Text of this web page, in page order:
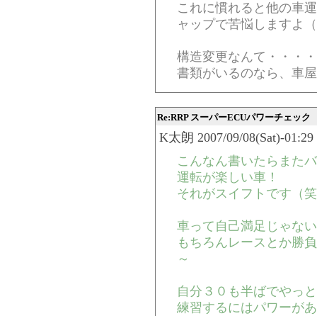
これに慣れると他の車
ャップで苦悩しますよ
構造変更なんて・・・
書類がいるのなら、車
Re:RRP スーパーECUパワーチェック
K太朗 2007/09/08(Sat)-
こんなん書いたらまた
運転が楽しい車！
それがスイフトです（
車って自己満足じゃな
もちろんレースとか勝
～
自分３０も半ばでやっ
練習するにはパワーが